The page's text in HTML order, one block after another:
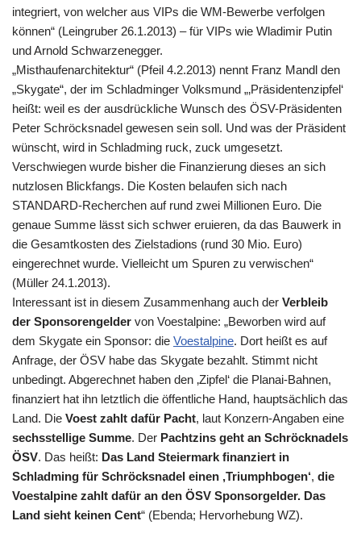
integriert, von welcher aus VIPs die WM-Bewerbe verfolgen
können“ (Leingruber 26.1.2013) – für VIPs wie Wladimir Putin
und Arnold Schwarzenegger.
„Misthaufenarchitektur“ (Pfeil 4.2.2013) nennt Franz Mandl den
„Skygate“, der im Schladminger Volksmund „‚Präsidentenzipfel‘
heißt: weil es der ausdrückliche Wunsch des ÖSV-Präsidenten
Peter Schröcksnadel gewesen sein soll. Und was der Präsident
wünscht, wird in Schladming ruck, zuck umgesetzt.
Verschwiegen wurde bisher die Finanzierung dieses an sich
nutzlosen Blickfangs. Die Kosten belaufen sich nach
STANDARD-Recherchen auf rund zwei Millionen Euro. Die
genaue Summe lässt sich schwer eruieren, da das Bauwerk in
die Gesamtkosten des Zielstadions (rund 30 Mio. Euro)
eingerechnet wurde. Vielleicht um Spuren zu verwischen“
(Müller 24.1.2013).
Interessant ist in diesem Zusammenhang auch der Verbleib
der Sponsorengelder von Voestalpine: „Beworben wird auf
dem Skygate ein Sponsor: die Voestalpine. Dort heißt es auf
Anfrage, der ÖSV habe das Skygate bezahlt. Stimmt nicht
unbedingt. Abgerechnet haben den ‚Zipfel‘ die Planai-Bahnen,
finanziert hat ihn letztlich die öffentliche Hand, hauptsächlich das
Land. Die Voest zahlt dafür Pacht, laut Konzern-Angaben eine
sechsstellige Summe. Der Pachtzins geht an Schröcknadels
ÖSV. Das heißt: Das Land Steiermark finanziert in
Schladming für Schröcksnadel einen ‚Triumphbogen‘, die
Voestalpine zahlt dafür an den ÖSV Sponsorgelder. Das
Land sieht keinen Cent“ (Ebenda; Hervorhebung WZ).